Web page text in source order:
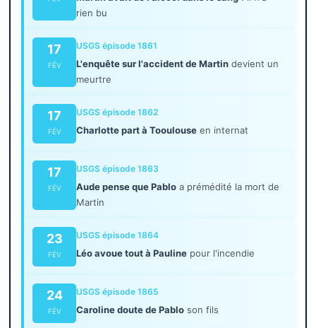
rien bu
17
FÉV
USGS épisode 1861
L'enquête sur l'accident de Martin devient un
meurtre
17
FÉV
USGS épisode 1862
Charlotte part à Tooulouse en internat
17
FÉV
USGS épisode 1863
Aude pense que Pablo a prémédité la mort de
Martin
23
FÉV
USGS épisode 1864
Léo avoue tout à Pauline pour l'incendie
24
FÉV
USGS épisode 1865
Caroline doute de Pablo son fils